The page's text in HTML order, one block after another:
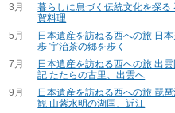
3月
暮らしに息づく伝統文化を探る
賀料理
5月
日本遺産を訪ねる西への旅 日
歩 宇治茶の郷を歩く
7月
日本遺産を訪ねる西への旅 出
記 たたらの古里、出雲へ
9月
日本遺産を訪ねる西への旅 琵
観 山紫水明の湖国、近江